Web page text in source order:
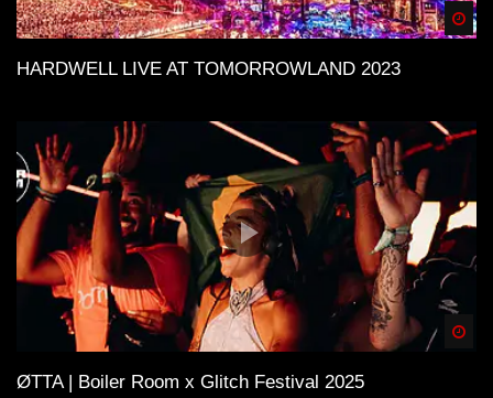
HARDWELL LIVE AT TOMORROWLAND 2023
ØTTA | Boiler Room x Glitch Festival 2025